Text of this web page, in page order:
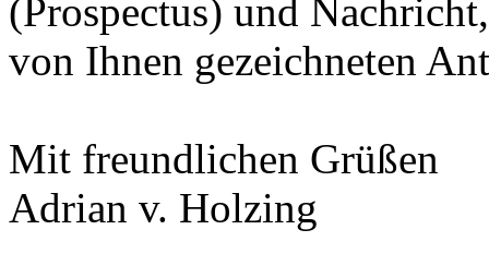
(Prospectus) und
von Ihnen gezeichneten
Mit freundlichen Grüßen
Adrian v. Holzing